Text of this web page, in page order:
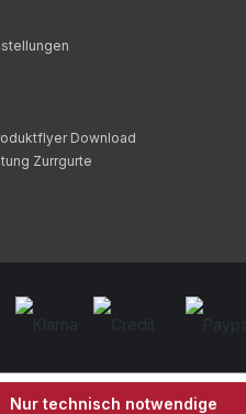
Download
Zurrgurte
Nur technisch notwendige